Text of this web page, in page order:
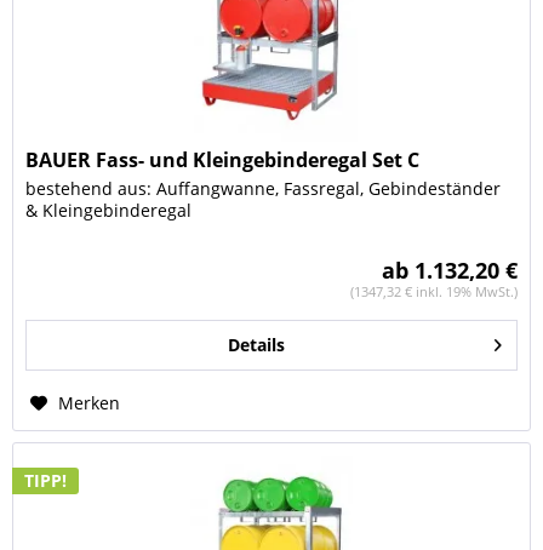
BAUER Fass- und Kleingebinderegal Set C
bestehend aus: Auffangwanne, Fassregal, Gebindeständer
& Kleingebinderegal
ab 1.132,20 €
(1347,32 € inkl. 19% MwSt.)
Details
Merken
TIPP!